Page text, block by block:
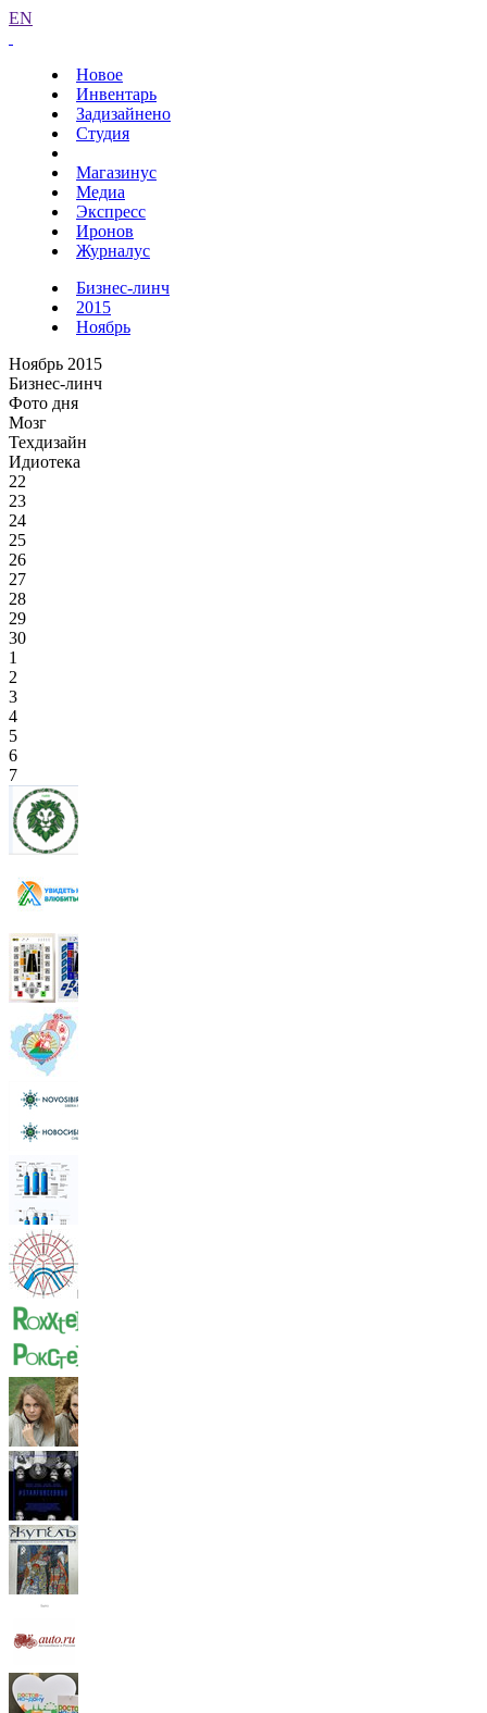
EN
Новое
Инвентарь
Задизайнено
Студия
Магазинус
Медиа
Экспресс
Иронов
Журналус
Бизнес-линч
2015
Ноябрь
Ноябрь 2015
Бизнес-линч
Фото дня
Мозг
Техдизайн
Идиотека
22
23
24
25
26
27
28
29
30
1
2
3
4
5
6
7